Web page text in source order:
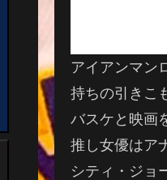
アイアンマン
持ちの引きこ
バスケと映画
推し女優はア
シティ・ジョ